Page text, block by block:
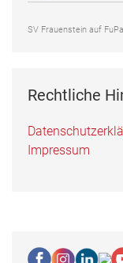
SV Frauenstein auf FuPa
Rechtliche
Impressum